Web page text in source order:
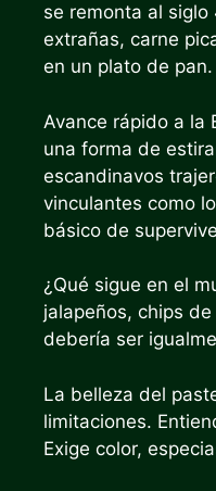
se remonta al
extrañas, carne
en un plato de
Avance rápido a la
una forma de
escandinavos
vinculantes como
básico de
¿Qué sigue en el
jalapeños, chips
debería ser
La belleza del
limitaciones.
Exige color,